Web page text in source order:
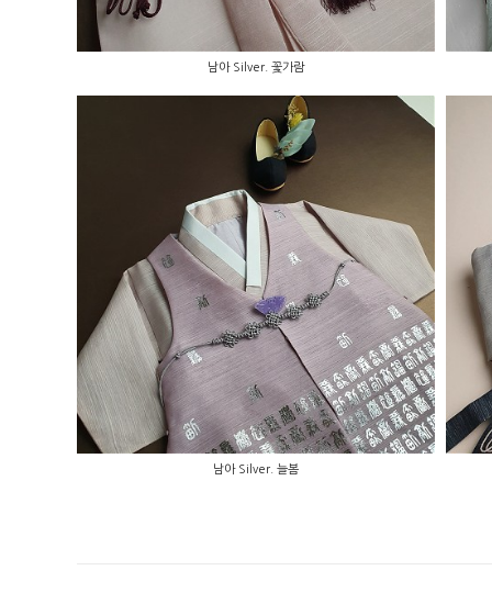
남아 Silver. 꽃가람
남아 Silver. 늘봄
남아 Silver. 늘봄